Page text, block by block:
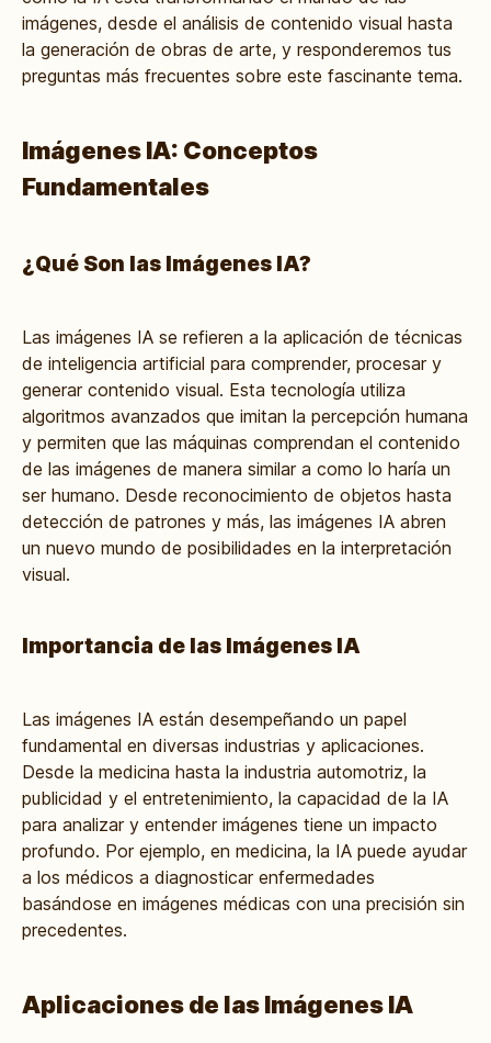
imágenes, desde el análisis de contenido visual hasta
la generación de obras de arte, y responderemos tus
preguntas más frecuentes sobre este fascinante tema.
Imágenes IA: Conceptos
Fundamentales
¿Qué Son las Imágenes IA?
Las imágenes IA se refieren a la aplicación de técnicas
de inteligencia artificial para comprender, procesar y
generar contenido visual. Esta tecnología utiliza
algoritmos avanzados que imitan la percepción humana
y permiten que las máquinas comprendan el contenido
de las imágenes de manera similar a como lo haría un
ser humano. Desde reconocimiento de objetos hasta
detección de patrones y más, las imágenes IA abren
un nuevo mundo de posibilidades en la interpretación
visual.
Importancia de las Imágenes IA
Las imágenes IA están desempeñando un papel
fundamental en diversas industrias y aplicaciones.
Desde la medicina hasta la industria automotriz, la
publicidad y el entretenimiento, la capacidad de la IA
para analizar y entender imágenes tiene un impacto
profundo. Por ejemplo, en medicina, la IA puede ayudar
a los médicos a diagnosticar enfermedades
basándose en imágenes médicas con una precisión sin
precedentes.
Aplicaciones de las Imágenes IA